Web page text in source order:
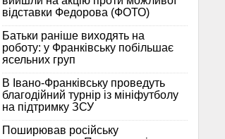
відставки Федорова (ФОТО)
Батьки раніше виходять на
роботу: у Франківську побільшає
ясельних груп
В Івано-Франківську проведуть
благодійний турнір із мініфутболу
на підтримку ЗСУ
Поширював російську